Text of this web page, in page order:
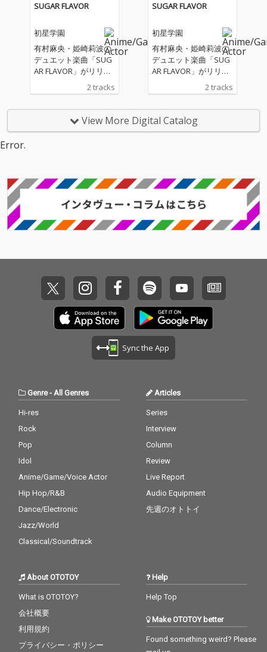
SUGAR FLAVOR
初星学園
有村麻央・姫崎莉波の
デュエット楽曲「SUG
AR FLAVOR」がリリー
2 tracks
SUGAR FLAVOR
初星学園
有村麻央・姫崎莉波の
デュエット楽曲「SUG
AR FLAVOR」がリリー
2 tracks
View More Digital Catalog
Error.
Sync the App
Genre- All Genres
Hi-res
Rock
Pop
Idol
Anime/Game/Voice Actor
Hip Hop/R&B
Dance/Electronic
Jazz/World
Classical/Soundtrack
Articles
Series
Interview
Column
Review
Live Report
Audio Equipment
先週のオトトイ
About OTOTOY
What is OTOTOY?
会社概要
利用規約
プライバシー・ポリシー
Help
Help Top
Make OTOTOY better
Found something weird? Please